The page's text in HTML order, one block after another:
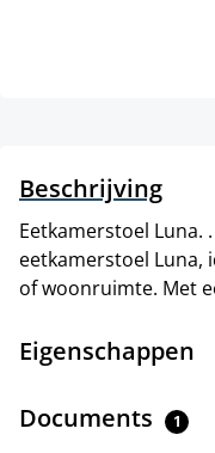
Beschrijving
Eetkamerstoel Luna.
eetkamerstoel Luna,
of woonruimte. Met
Eigenschappen
Documents 1